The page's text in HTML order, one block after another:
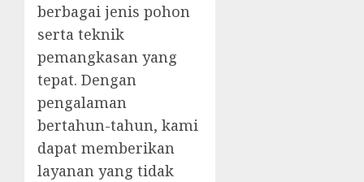
berbagai jenis pohon
serta teknik
pemangkasan yang
tepat. Dengan
pengalaman
bertahun-tahun, kami
dapat memberikan
layanan yang tidak